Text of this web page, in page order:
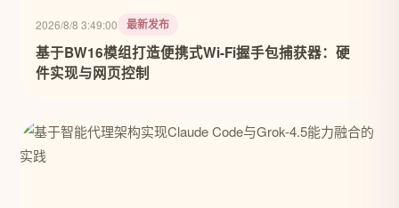
2026/8/8 3:49:00 最新发布
基于BW16模组打造便携式Wi-Fi握手包捕获器：硬
件实现与网页控制